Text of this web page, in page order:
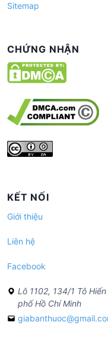
Sitemap
CHỨNG NHẬN
KẾT NỐI
Giới thiệu
Liên hệ
Facebook
Lô 1102, 134/1 Tô
phố Hồ Chí Minh